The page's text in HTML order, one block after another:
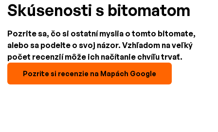
Skúsenosti s bitomatom
Pozrite sa, čo si ostatní myslia o tomto bitomate,
alebo sa podelte o svoj názor. Vzhľadom na veľký
počet recenzií môže ich načítanie chvíľu trvať.
Pozrite si recenzie na Mapách Google